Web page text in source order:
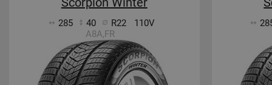
285 40 R22
110V
A8A,FR